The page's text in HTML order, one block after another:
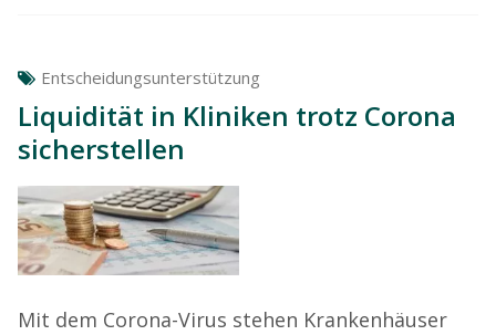
Entscheidungsunterstützung
Liquidität in Kliniken trotz Corona
sicherstellen
Mit dem Corona-Virus stehen Krankenhäuser